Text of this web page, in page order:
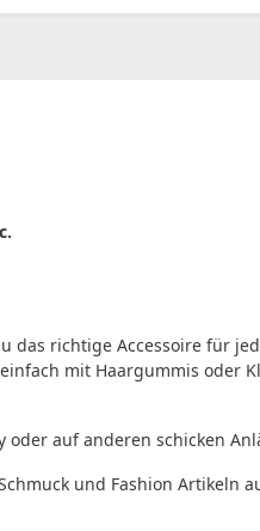
das richtige Accessoire für
mit Haargummis
oder auf anderen schicken
und Fashion Artikeln